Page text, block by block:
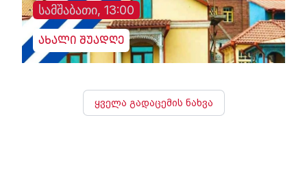
სამშაბათი, 13:00
ახალი შუადღე
ყველა გადაცემის ნახვა